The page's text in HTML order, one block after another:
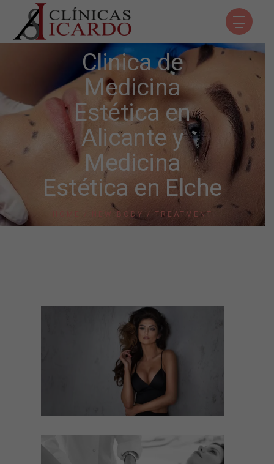
Clinica de
Medicina
Estética en
Alicante y
Medicina
Estética en Elche
NEW BODY TREATMENT